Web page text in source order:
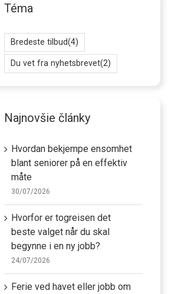
Téma
Bredeste tilbud(4)
Du vet fra nyhetsbrevet(2)
Najnovšie články
Hvordan bekjempe ensomhet
blant seniorer på en effektiv
måte
30/07/2026
Hvorfor er togreisen det
beste valget når du skal
begynne i en ny jobb?
24/07/2026
Ferie ved havet eller jobb om